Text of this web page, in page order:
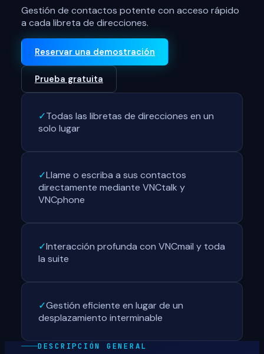
Gestión de contactos potente con acceso rápido
a cada libreta de direcciones.
Reservar una demostración
Prueba gratuita
✓Todas las libretas de direcciones en un
solo lugar
✓Llame o escriba a sus contactos
directamente mediante VNCtalk y
VNCphone
✓Interacción profunda con VNCmail y toda
la suite
✓Gestión eficiente en lugar de un
desplazamiento interminable
DESCRIPCIÓN GENERAL